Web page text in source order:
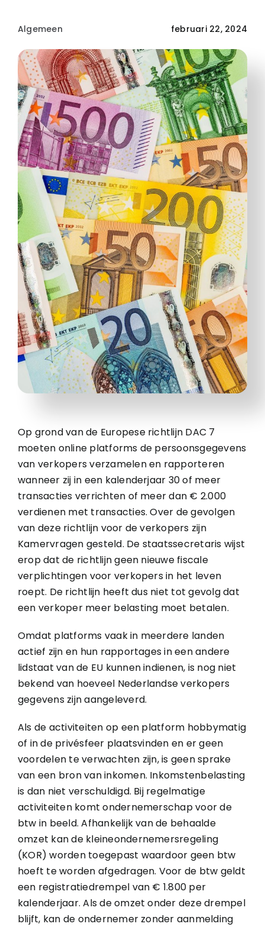
Algemeen februari 22, 2024
Op grond van de Europese richtlijn DAC 7
moeten online platforms de persoonsgegevens
van verkopers verzamelen en rapporteren
wanneer zij in een kalenderjaar 30 of meer
transacties verrichten of meer dan € 2.000
verdienen met transacties. Over de gevolgen
van deze richtlijn voor de verkopers zijn
Kamervragen gesteld. De staatssecretaris wijst
erop dat de richtlijn geen nieuwe fiscale
verplichtingen voor verkopers in het leven
roept. De richtlijn heeft dus niet tot gevolg dat
een verkoper meer belasting moet betalen.
Omdat platforms vaak in meerdere landen
actief zijn en hun rapportages in een andere
lidstaat van de EU kunnen indienen, is nog niet
bekend van hoeveel Nederlandse verkopers
gegevens zijn aangeleverd.
Als de activiteiten op een platform hobbymatig
of in de privésfeer plaatsvinden en er geen
voordelen te verwachten zijn, is geen sprake
van een bron van inkomen. Inkomstenbelasting
is dan niet verschuldigd. Bij regelmatige
activiteiten komt ondernemerschap voor de
btw in beeld. Afhankelijk van de behaalde
omzet kan de kleineondernemersregeling
(KOR) worden toegepast waardoor geen btw
hoeft te worden afgedragen. Voor de btw geldt
een registratiedrempel van € 1.800 per
kalenderjaar. Als de omzet onder deze drempel
blijft, kan de ondernemer zonder aanmelding